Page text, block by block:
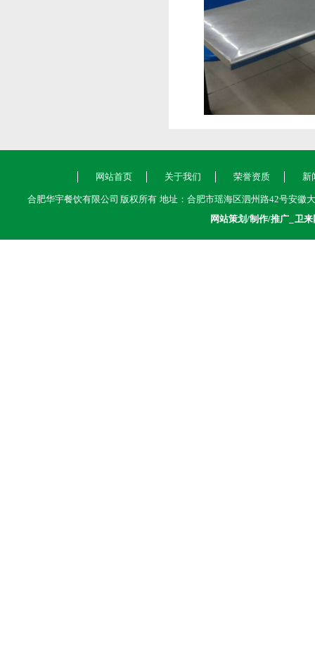
网站首页 关于我们 荣誉资质 新
合肥华宇餐饮有限公司 版权所有 地址：合肥市瑶海区泗州路42号安徽
网站策划/制作/推广_卫